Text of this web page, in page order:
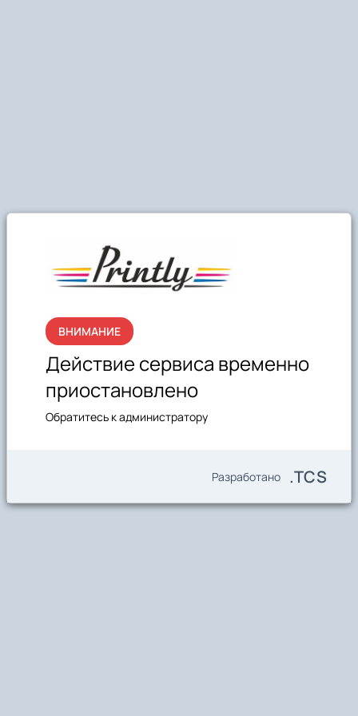
ВНИМАНИЕ
Действие сервиса временно
приостановлено
Обратитесь к администратору
Разработано .TCS